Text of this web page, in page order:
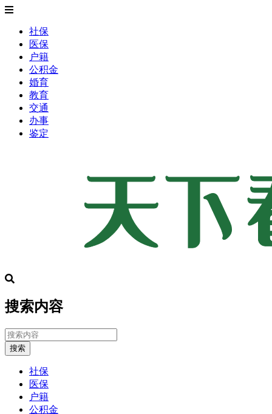
社保
医保
户籍
公积金
婚育
教育
交通
办事
鉴定
搜索内容
搜索
社保
医保
户籍
公积金